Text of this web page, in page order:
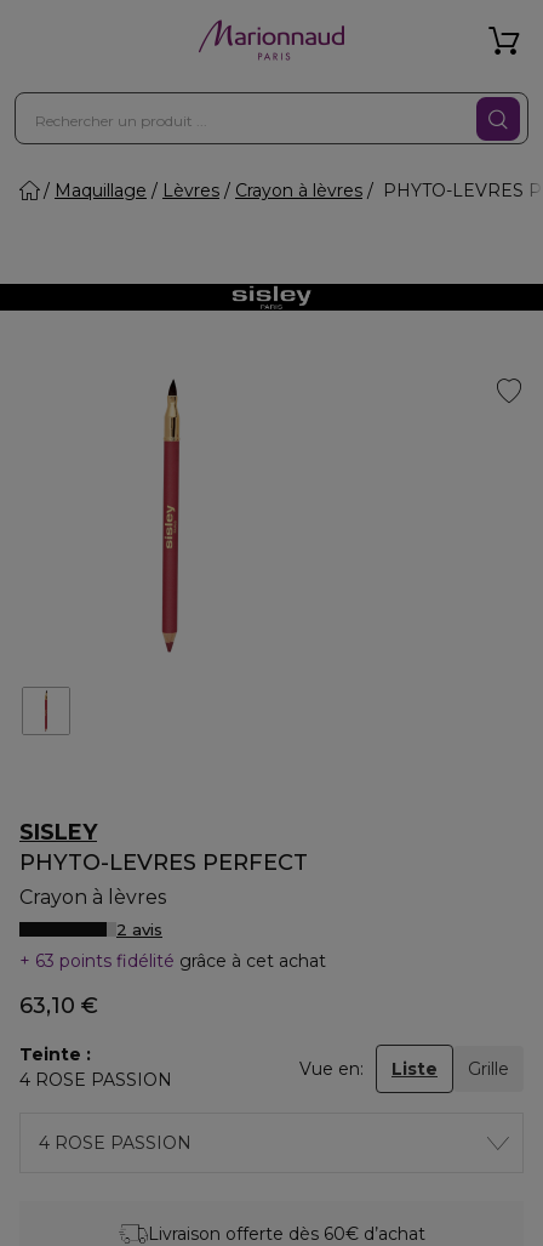
Maquillage Lèvres Crayon à lèvres PHYTO-LEVRES
SISLEY
PHYTO-LEVRES PERFECT
Crayon à lèvres
2 avis
63 points fidélité grâce à cet achat
63,10 €
Teinte
4 ROSE PASSION
Vue en: Liste Grille
4 ROSE PASSION
Livraison offerte dès 60€ d’achat